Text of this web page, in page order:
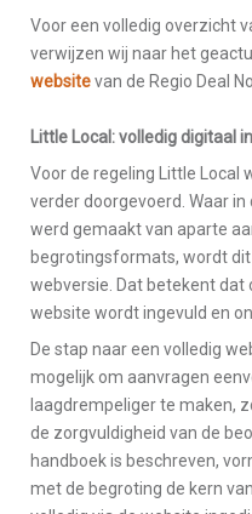
Voor een volledig overzicht
verwijzen wij naar het
websitevan de Regio Deal
Little Local: volledig digitaal
Voor de regeling Little Local
verder doorgevoerd. Waar
werd gemaakt van aparte
begrotingsformats, wordt
webversie. Dat betekent dat
website wordt ingevuld en
De stap naar een volledig
mogelijk om aanvragen
laagdrempeliger te maken,
de zorgvuldigheid van de
handboek is beschreven,
met de begroting de kern